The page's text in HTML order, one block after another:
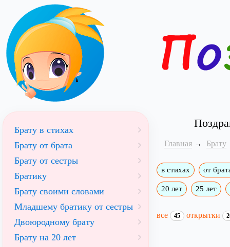
Главная Брату
в стихах от
20 лет 25 лет
все 45 открытки
Брату в стихах
Брату от брата
Брату от сестры
Братику
Брату своими словами
Младшему братику от сестры
Двоюродному брату
Брату на 20 лет